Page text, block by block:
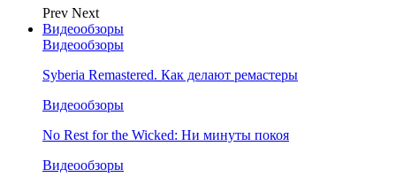
Prev Next
Видеообзоры
Видеообзоры
Syberia Remastered. Как делают ремастеры
Видеообзоры
No Rest for the Wicked: Ни минуты покоя
Видеообзоры